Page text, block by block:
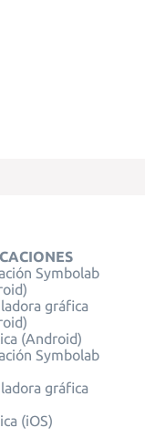
Symbolab
gráfica
(Android)
Symbolab
gráfica
(iOS)